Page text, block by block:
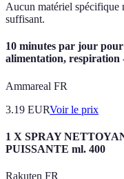
Aucun matériel spécifique
suffisant.
10 minutes par jour
alimentation, respiration
Ammareal FR
3.19 EURVoir le prix
1 X SPRAY
PUISSANTE ml. 400
Rakuten FR